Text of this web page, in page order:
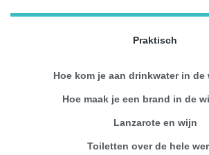
Praktisch
Hoe kom je aan drinkwater in de
Hoe maak je een brand in de
Lanzarote en wijn
Toiletten over de hele